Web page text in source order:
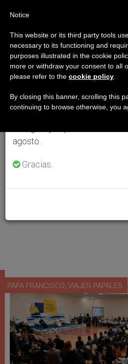
PAPA FRANCISCO, VIAJES PAPALES
Aviso importante
Del 27 de julio al 7 de
anual, aprovechando que en
se generan menos
agosto.
Gracias.
Notice
This website or its third party tools
necessary to its functioning and
purposes illustrated in the cookie
more or withdraw your consent to all
please refer to the cookie policy
By closing this banner, scrolling this
continuing to browse otherwise, you